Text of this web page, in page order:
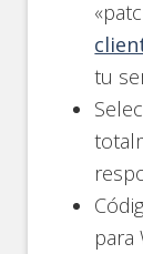
tu
para